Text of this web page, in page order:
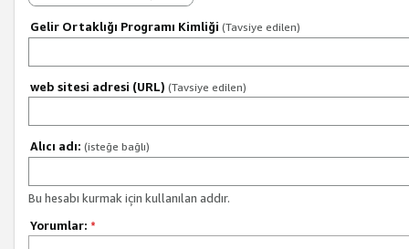
Gelir Ortaklığı Programı Kimliği (Tavsiye edilen)
web sitesi adresi (URL) (Tavsiye edilen)
Alıcı adı: (isteğe bağlı)
Bu hesabı kurmak için kullanılan addır.
Yorumlar: *